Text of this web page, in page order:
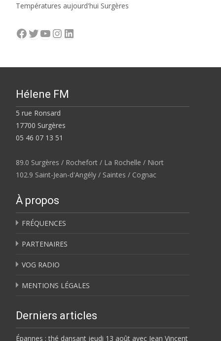
Températures aujourd'hui Surgères
Facebook
Twitter
YouTube
Instagram
LinkedIn
Hélene FM
5 rue Ronsard
17700 Surgères
05 46 07 13 51
89.0 Surgères / Rochefort / La Rochelle / Niort
102.9 Saint-Jean-d'Angély / Saintes / Cognac
À propos
FRÉQUENCES
PARTENAIRES
VOG RADIO
MENTIONS LÉGALES
Derniers articles
Épannes : thé dansant jeudi 13 août avec Jean Vincent